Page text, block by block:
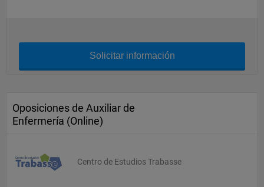
Solicitar información
Oposiciones de Auxiliar de
Enfermería (Online)
Centro de Estudios Trabasse